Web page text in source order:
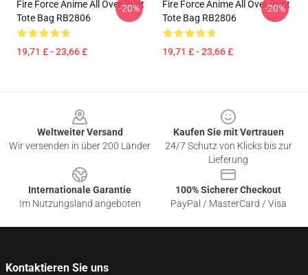
Fire Force Anime All Over Print
Tote Bag RB2806
19,71 £ - 23,66 £
-20%
Fire Force Anime All Over Print
Tote Bag RB2806
19,71 £ - 23,66 £
-20%
Weltweiter Versand
Wir versenden in über 200 Länder
Kaufen Sie mit Vertrauen
24/7 Schutz von Klicks bis zur
Lieferung
Internationale Garantie
Im Nutzungsland angeboten
100% Sicherer Checkout
PayPal / MasterCard / Visa
Kontaktieren Sie uns